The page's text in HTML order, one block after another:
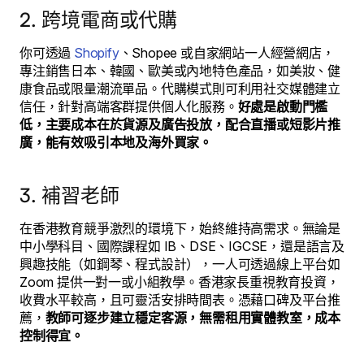
2. 跨境電商或代購
你可透過 Shopify、Shopee 或自家網站一人經營網店，
專注銷售日本、韓國、歐美或內地特色產品，如美妝、健
康食品或限量潮流單品。代購模式則可利用社交媒體建立
信任，針對高端客群提供個人化服務。 好處是啟動門檻
低，主要成本在於貨源及廣告投放，配合直播或短影片推
廣，能有效吸引本地及海外買家。
3. 補習老師
在香港教育競爭激烈的環境下，始終維持高需求。無論是
中小學科目、國際課程如 IB、DSE、IGCSE，還是語言及
興趣技能（如鋼琴、程式設計），一人可透過線上平台如
Zoom 提供一對一或小組教學。香港家長重視教育投資，
收費水平較高，且可靈活安排時間表。憑藉口碑及平台推
薦， 教師可逐步建立穩定客源，無需租用實體教室，成本
控制得宜。